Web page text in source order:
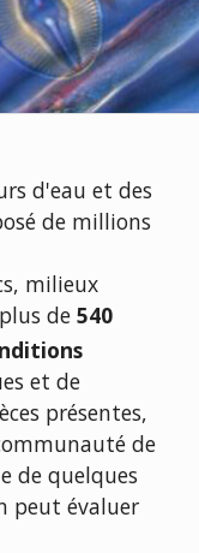
d'eau et des
de millions
milieux
de 540
et de
présentes,
de
de quelques
peut évaluer